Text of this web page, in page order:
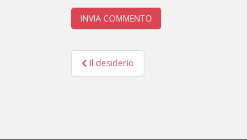
Navigazione
articoli
Il desiderio